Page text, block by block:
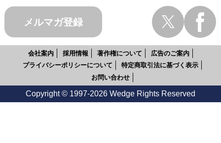
メルマガ登録
会社案内 採用情報 著作権について
広告のご案内
プライバシーポリシーについて
特定商取引法に基づく表示
お問い合わせ
Copyright © 1997-2026 Wedge Rights Reserved